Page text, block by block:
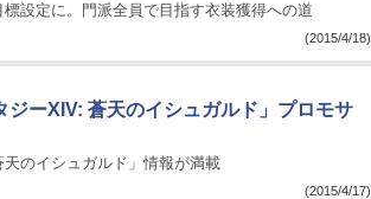
設定に。門派全員で目指す衣装獲得への道
(2015/4/18)
ジーXIV: 蒼天のイシュガルド」プロモサ
のイシュガルド」情報が満載
(2015/4/17)